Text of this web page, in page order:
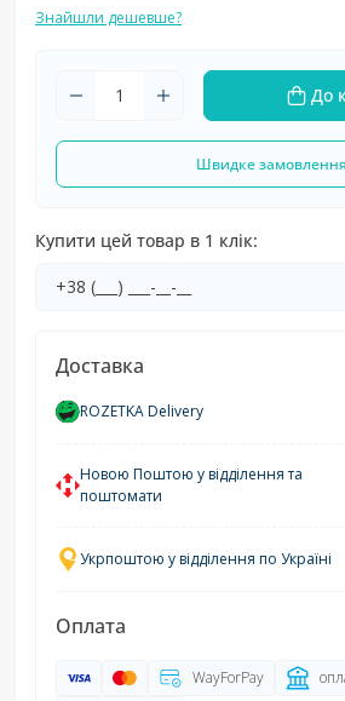
Знайшли дешевше?
До
Швидке замовлення
Купити цей товар в 1 клік:
Доставка
ROZETKA Delivery
Новою Поштою у відділення та
поштомати
Укрпоштою у відділення по Україні
Оплата
WayForPay